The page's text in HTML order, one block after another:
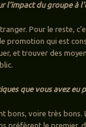
l’impact du groupe à
Pour le reste,
promotion qui est
et trouver des
que vous avez eu
bons, voire très bons.